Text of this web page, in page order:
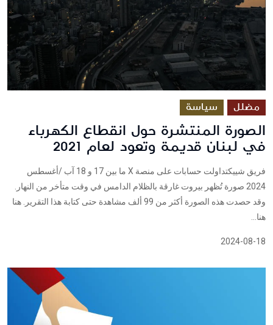
مضلل سياسة
الصورة المنتشرة حول انقطاع الكهرباء
في لبنان قديمة وتعود لعام 2021
فريق شييكتداولت حسابات على منصة X ما بين 17 و 18 آب /أغسطس
2024 صورة تُظهر بيروت غارقة بالظلام الدامس في وقت متأخر من النهار.
وقد حصدت هذه الصورة أكثر من 99 ألف مشاهدة حتى كتابة هذا التقرير. هنا
هنا...
2024-08-18